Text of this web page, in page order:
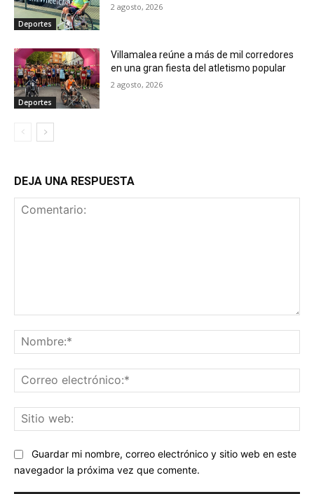
Deportes
2 agosto, 2026
Deportes
Villamalea reúne a más de mil corredores
en una gran fiesta del atletismo popular
2 agosto, 2026
DEJA UNA RESPUESTA
Guardar mi nombre, correo electrónico y sitio web en este
navegador la próxima vez que comente.